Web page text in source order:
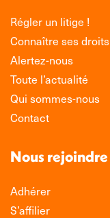
Régler un litige !
Connaître ses droits
Alertez-nous
Toute l’actualité
Qui sommes-nous
Contact
Nous rejoindre
Adhérer
S’affilier